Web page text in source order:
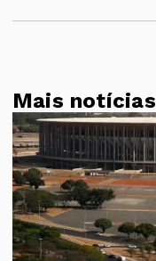
Mais notícias